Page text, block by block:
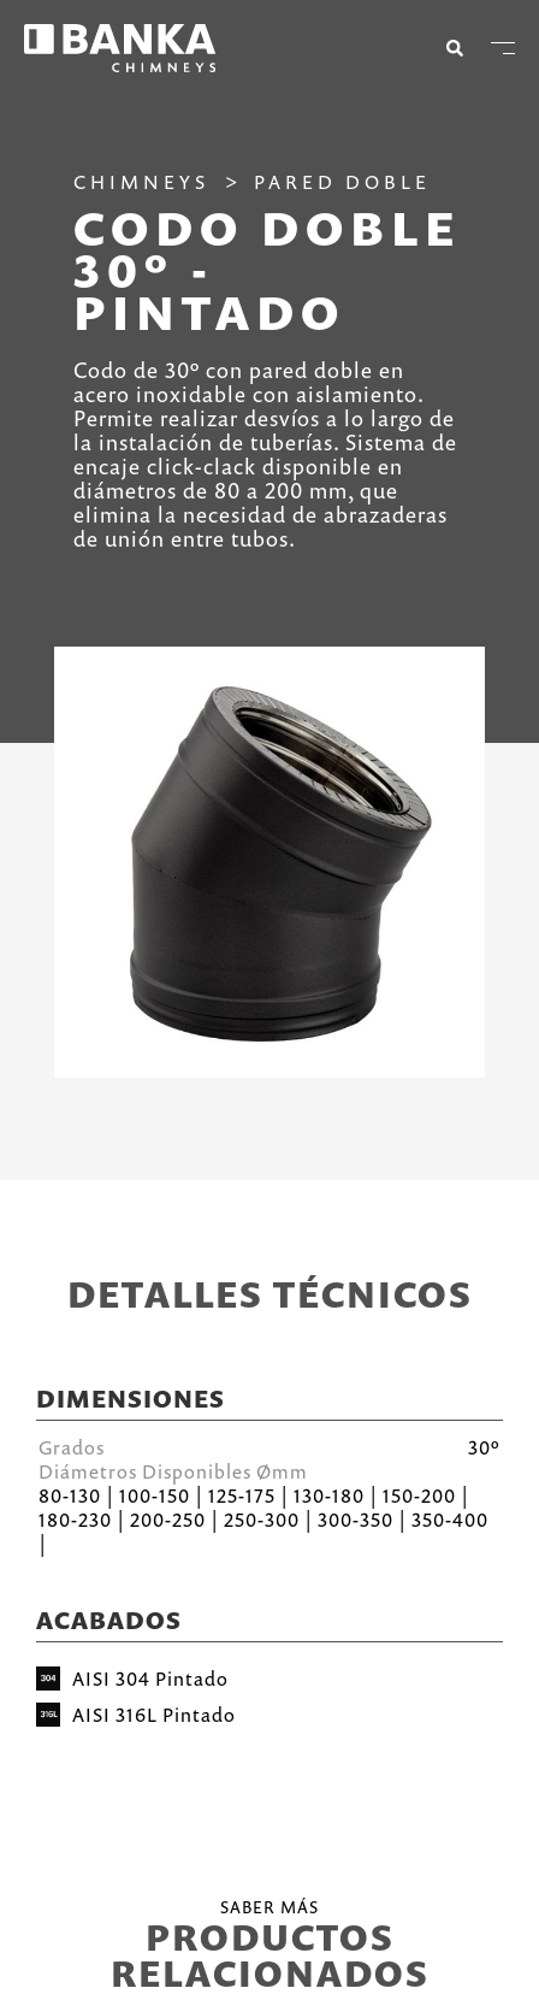
CHIMNEYS PARED DOBLE
CODO DOBLE
30º -
PINTADO
Codo de 30º con pared doble en
acero inoxidable con aislamiento.
Permite realizar desvíos a lo largo de
la instalación de tuberías. Sistema de
encaje click-clack disponible en
diámetros de 80 a 200 mm, que
elimina la necesidad de abrazaderas
de unión entre tubos.
DETALLES TÉCNICOS
DIMENSIONES
Grados
30º
Diámetros Disponibles Ømm
80-130 | 100-150 | 125-175 | 130-180 | 150-200 |
180-230 | 200-250 | 250-300 | 300-350 | 350-400
ACABADOS
AISI 304 Pintado
AISI 316L Pintado
SABER MÁS
PRODUCTOS
RELACIONADOS